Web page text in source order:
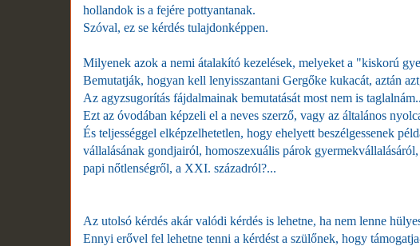
hollandok is a fejére pottyantanak.
Szóval, ez se kérdés tulajdonképpen.
Milyenek azok a nemi átalakító kezelések, melyeket a "kiskorú
Bemutatják, hogyan kell lenyisszantani Gergőke kukacát, aztán
Az agyzsugorítás fájdalmainak bemutatását most nem is
Ezt az óvodában képzeli el a neves szerző, vagy az általános
És teljességgel elképzelhetetlen, hogy ehelyett beszélgessenek
vállalásának gondjairól, homoszexuális párok
papi nőtlenségről, a XXI. századról?...
Az utolsó kérdés akár valódi kérdés is lehetne, ha nem lenne
Ennyi erővel fel lehetne tenni a kérdést a szülőnek, hogy